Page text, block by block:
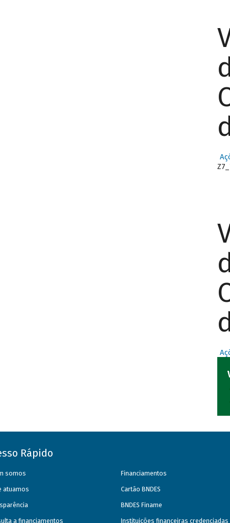
Rápido
somos
atuamos
a financiamentos
Financiamentos
Cartão BNDES
BNDES Finame
Instituições financeiras credenciadas